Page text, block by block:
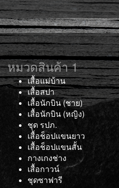
หมวดสินค้า 1
เสื้อแม่บ้าน
เสื้อสปา
เสื้อนักบิน (ชาย)
เสื้อนักบิน (หญิง)
ชุด รปภ.
เสื้อช็อปแขนยาว
เสื้อช็อปแขนสั้น
กางเกงช่าง
เสื้อกาวน์
ชุดซาฟารี